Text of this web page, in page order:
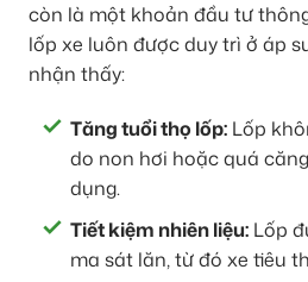
còn là một khoản đầu tư
lốp xe luôn được duy trì ở áp
nhận thấy:
Tăng tuổi thọ lốp: Lốp
do non hơi hoặc quá
dụng.
Tiết kiệm nhiên liệu: Lốp
ma sát lăn, từ đó xe tiêu